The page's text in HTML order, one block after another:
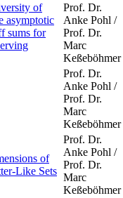
of
asymptotic
sums for
Prof. Dr.
Anke Pohl /
Prof. Dr.
Marc
Keßeböhmer
Prof. Dr.
Anke Pohl /
Prof. Dr.
Marc
Keßeböhmer
of
Like Sets
Prof. Dr.
Anke Pohl /
Prof. Dr.
Marc
Keßeböhmer